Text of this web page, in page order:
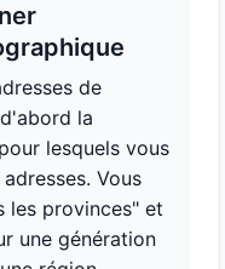
de
la
lesquels vous
Vous
les provinces" et
une génération